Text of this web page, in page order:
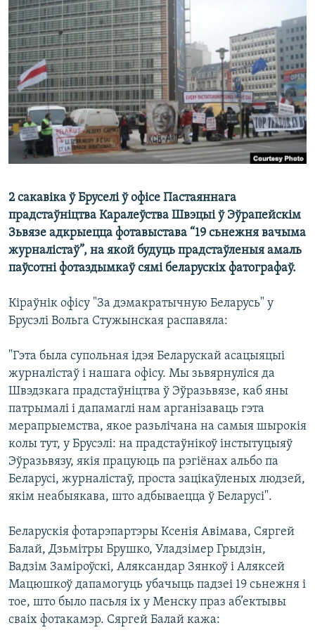
КУЛЬТУРА
КАЛЯНДАР
МОВА
НА ХВАЛЯХ СВАБОДЫ
2 сакавіка ў Бруселі ў офісе Пастаяннага
прадстаўніцтва Каралеўства Швэцыі ў Эўрапейскім
Зьвязе адкрыецца фотавыстава “19 сьнежня вачыма
журналістаў”, на якой будуць прадстаўленыя амаль
паўсотні фотаздымкаў сямі беларускіх фатографаў.
Кіраўнік офісу "За дэмакратычную Беларусь" у
Брусэлі Вольга Стужынская распавяла:
"Гэта была супольная ідэя Беларускай асацыяцыі
журналістаў і нашага офісу. Мы зьвярнуліся да
Швэдзкага прадстаўніцтва ў Эўразьвязе, каб яны
патрымалі і дапамаглі нам арганізаваць гэта
мерапрыемства, якое разьлічана на самыя шырокія
колы тут, у Брусэлі: на прадстаўнікоў інстытуцыяў
Эўразьвязу, якія працуюць па рэгіёнах альбо па
Беларусі, журналістаў, проста зацікаўленых людзей,
якім неабыякава, што адбываецца ў Беларусі".
Беларускія фотарэпартэры Ксенія Авімава, Сяргей
Балай, Дзьмітры Брушко, Уладзімер Грыдзін,
Вадзім Заміроўскі, Аляксандар Зянкоў і Аляксей
Мацюшкоў дапамогуць убачыць падзеі 19 сьнежня і
тое, што было пасьля іх у Менску праз аб’ектывы
сваіх фотакамэр. Сяргей Балай кажа: